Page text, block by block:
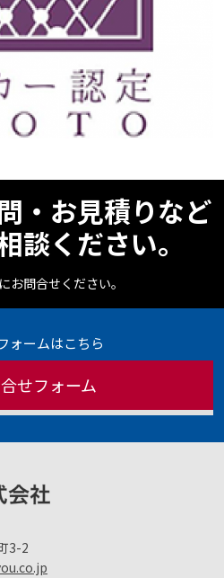
・お見積りなど
談ください。
お問合せください。
ォームはこちら
せフォーム
3-2